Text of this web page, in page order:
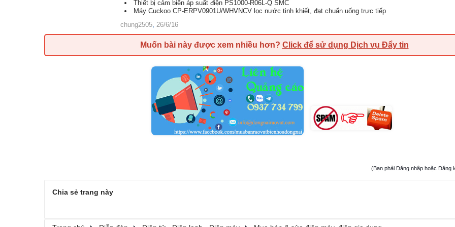
Thiết bị cảm biến áp suất điện PS1000-R06L-Q SMC
Máy Cuckoo CP-ERPV0901U/WHVNCV lọc nước tinh khiết, đạt chuẩn uống trực tiếp
chung2505, 26/6/16
Muốn bài này được xem nhiều hơn? Click để sử dụng Dịch vụ Đẩy tin
(Bạn phải Đăng nhập hoặc Đăng
Chia sẻ trang này